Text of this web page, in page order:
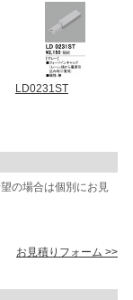
LD0231ST
の場合は個別にお見
お見積りフォーム >>